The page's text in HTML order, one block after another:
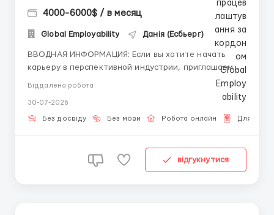
4000-6000$ / в месяц
Global Employability Данія (Есбьерг)
ВВОДНАЯ ИНФОРМАЦИЯ: Если вы хотите начать
карьеру в перспективной индустрии, приглашаем
вас попробовать себя в роли Специалист по вводу
без опыта и проводим бесплатное обучение, чтобы
вы могли уверенно выполнять задачи. Функционал:
Віддалена робота
30-07-2026
Без досвіду Без мови Робота онлайн Для
відгукнутися